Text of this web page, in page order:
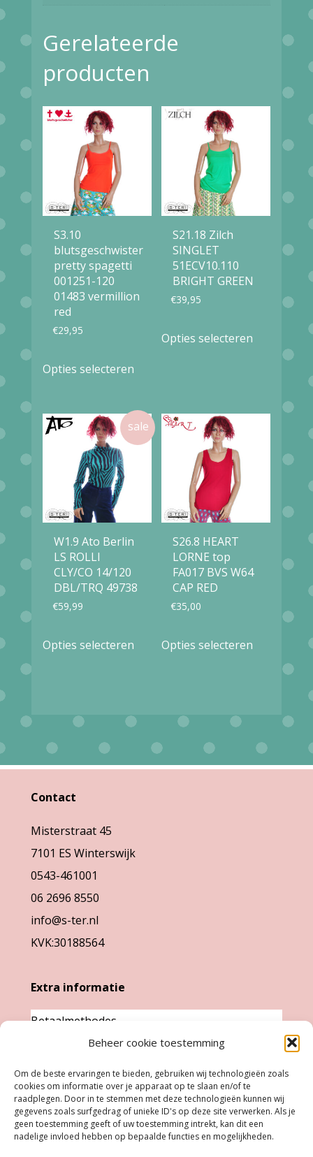
Beheer cookie toestemming
Om de beste ervaringen te bieden, gebruiken wij technologieën zoals
cookies om informatie over je apparaat op te slaan en/of te
raadplegen. Door in te stemmen met deze technologieën kunnen wij
gegevens zoals surfgedrag of unieke ID's op deze site verwerken. Als je
geen toestemming geeft of uw toestemming intrekt, kan dit een
nadelige invloed hebben op bepaalde functies en mogelijkheden.
Gerelateerde
producten
S3.10
blutsgeschwister
pretty spagetti
001251-120
01483 vermillion
red
€29,95
Opties selecteren
meerdere
variaties.
gekozen
op
S21.18 Zilch
SINGLET
51ECV10.110
BRIGHT GREEN
€39,95
Opties selecteren
product
variaties.
gekozen
worden
de
W1.9 Ato Berlin
LS ROLLI
CLY/CO 14/120
DBL/TRQ 49738
€59,99
Opties selecteren
product
variaties.
Deze
optie
op
S26.8 HEART
LORNE top
FA017 BVS W64
CAP RED
€35,00
Opties selecteren
variaties.
Deze
optie
Contact
Misterstraat 45
7101 ES Winterswijk
0543-461001
06 2696 8550
info@s-ter.nl
KVK:30188564
Extra informatie
Betaalmethodes
Garantie & klachten
Levertijd &
verzendkosten
Retourneren
Openingstijden